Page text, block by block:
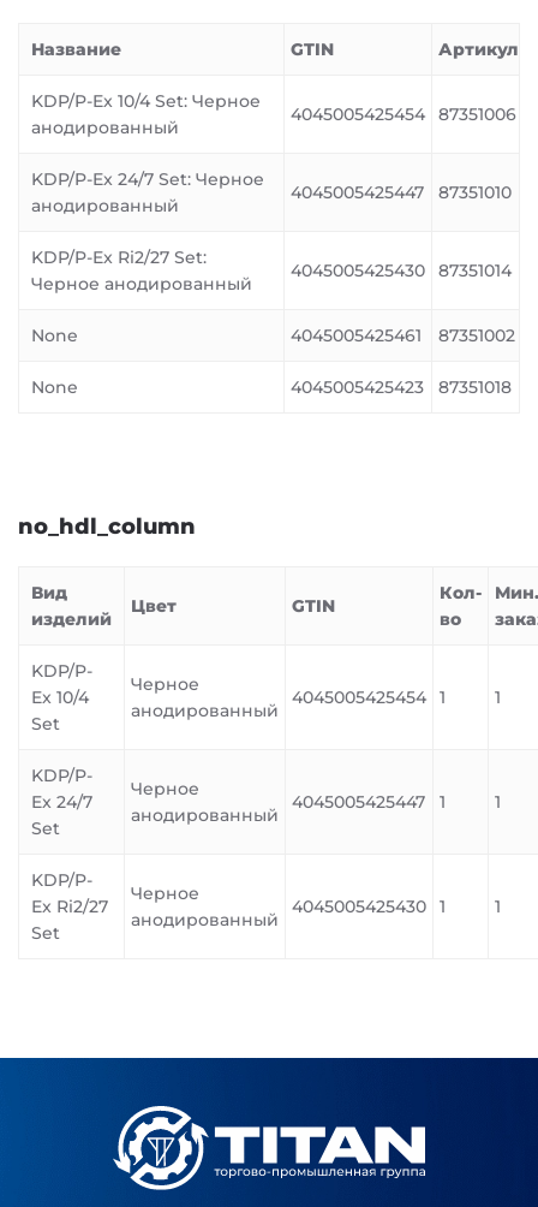
Название GTIN Артикул
KDP/P-Ex 10/4 Set: Черное
анодированный
4045005425454 87351006
KDP/P-Ex 24/7 Set: Черное
анодированный
4045005425447 87351010
KDP/P-Ex Ri2/27 Set:
Черное анодированный
4045005425430 87351014
None 4045005425461 87351002
None 4045005425423 87351018
no_hdl_column
Вид
изделий
Цвет GTIN
Кол-
во
Мин.
KDP/P-
Ex 10/4
Set
Черное
анодированный
4045005425454 1 1
KDP/P-
Ex 24/7
Set
Черное
анодированный
4045005425447 1 1
KDP/P-
Ex Ri2/27
Set
Черное
анодированный
4045005425430 1 1